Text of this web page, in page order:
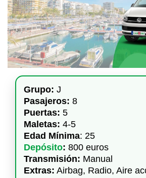
Grupo: J
Pasajeros: 8
Puertas: 5
Maletas: 4-5
Edad Mínima: 25
Depósito: 800 euros
Transmisión: Manual
Extras: Airbag, Radio, Aire